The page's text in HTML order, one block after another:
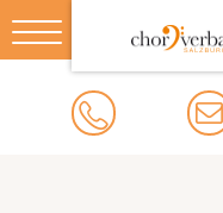
Toggle
navigation